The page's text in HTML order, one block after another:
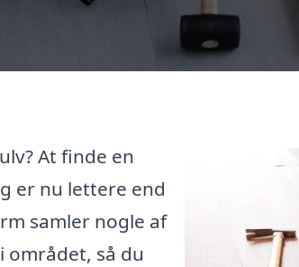
At finde en
er nu lettere end
samler nogle af
området, så du